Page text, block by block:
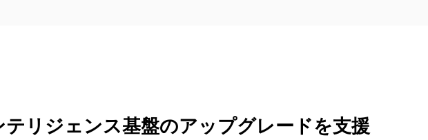
リジェンス基盤のアップグレードを支援